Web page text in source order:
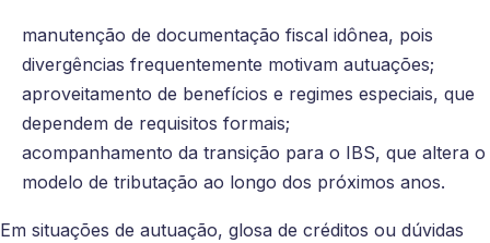
manutenção de documentação fiscal idônea, pois
divergências frequentemente motivam autuações;
aproveitamento de benefícios e regimes especiais, que
dependem de requisitos formais;
acompanhamento da transição para o IBS, que altera o
modelo de tributação ao longo dos próximos anos.
Em situações de autuação, glosa de créditos ou dúvidas